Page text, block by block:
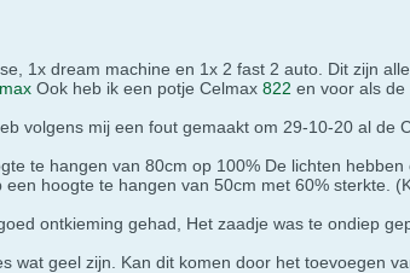
1x dream machine en 1x 2 fast 2 auto. Dit zijn
Ook heb ik een potje Celmax 822 en voor als
volgens mij een fout gemaakt om 29-10-20 al de
te hangen van 80cm op 100% De lichten
hoogte te hangen van 50cm met 60% sterkte.
ontkieming gehad, Het zaadje was te ondiep
wat geel zijn. Kan dit komen door het toevoegen